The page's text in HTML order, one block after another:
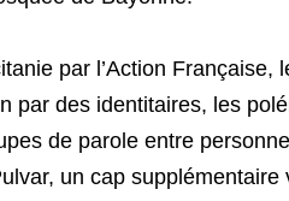
par l’Action Française,
par des identitaires, les
de parole entre
un cap supplémentaire